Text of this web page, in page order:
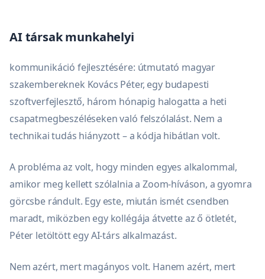
AI társak munkahelyi
kommunikáció fejlesztésére: útmutató magyar
szakembereknek Kovács Péter, egy budapesti
szoftverfejlesztő, három hónapig halogatta a heti
csapatmegbeszéléseken való felszólalást. Nem a
technikai tudás hiányzott – a kódja hibátlan volt.
A probléma az volt, hogy minden egyes alkalommal,
amikor meg kellett szólalnia a Zoom-híváson, a gyomra
görcsbe rándult. Egy este, miután ismét csendben
maradt, miközben egy kollégája átvette az ő ötletét,
Péter letöltött egy AI-társ alkalmazást.
Nem azért, mert magányos volt. Hanem azért, mert